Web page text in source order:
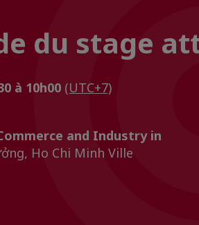
du stage
à 10h00 (UTC+7)
and Industry in
Ho Chi Minh Ville